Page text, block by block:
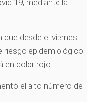
19, mediante la
desde el viernes
riesgo epidemiológico
en color rojo.
el alto número de